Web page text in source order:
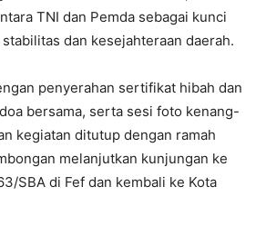
TNI dan Pemda sebagai kunci
dan kesejahteraan daerah.
penyerahan sertifikat hibah dan
bersama, serta sesi foto kenang-
kegiatan ditutup dengan ramah
melanjutkan kunjungan ke
SBA di Fef dan kembali ke Kota